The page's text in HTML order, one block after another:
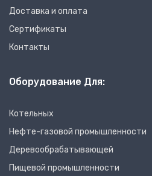
Доставка и оплата
Сертификаты
Контакты
Оборудование Для:
Котельных
Нефте-газовой промышленности
Деревообрабатывающей
Пищевой промышленности